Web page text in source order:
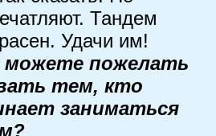
Тандем
Удачи им!
пожелать
тем, кто
заниматься